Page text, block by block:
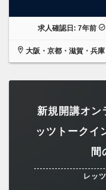
求人確認日: 7年前
大阪・京都・滋賀・兵庫
新規開講オ
ッツトークイ
間
レッ